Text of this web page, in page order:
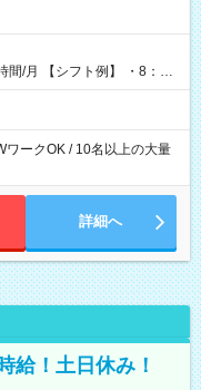
・8：00
ワークOK / 10名以上の大量
詳細へ
給！土日休み！